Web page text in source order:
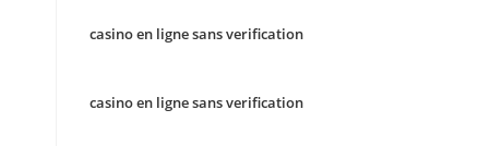
casino en ligne sans verification
casino en ligne sans verification